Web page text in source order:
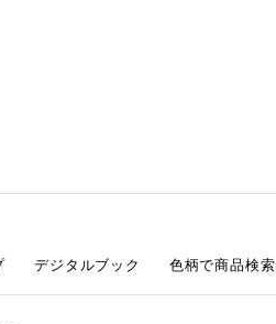
デジタルブック 色柄で商品検索